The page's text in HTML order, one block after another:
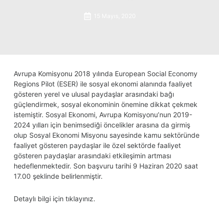
Avrupa Komisyonu 2018 yılında European Social Economy
Regions Pilot (ESER) ile sosyal ekonomi alanında faaliyet
gösteren yerel ve ulusal paydaşlar arasındaki bağı
güçlendirmek, sosyal ekonominin önemine dikkat çekmek
istemiştir. Sosyal Ekonomi, Avrupa Komisyonu’nun 2019-
2024 yılları için benimsediği öncelikler arasına da girmiş
olup Sosyal Ekonomi Misyonu sayesinde kamu sektöründe
faaliyet gösteren paydaşlar ile özel sektörde faaliyet
gösteren paydaşlar arasındaki etkileşimin artması
hedeflenmektedir. Son başvuru tarihi 9 Haziran 2020 saat
17.00 şeklinde belirlenmiştir.
Detaylı bilgi için tıklayınız.